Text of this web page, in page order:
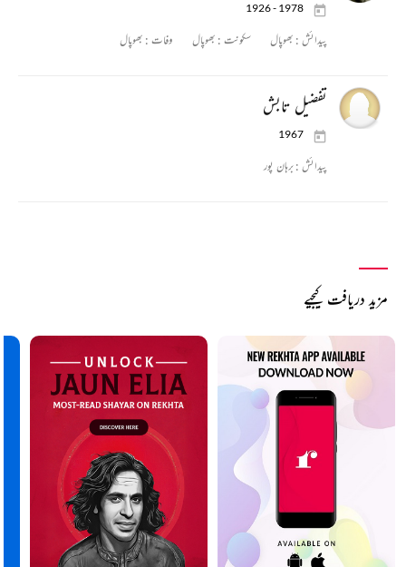
1926 - 1978
پیدائش : بھوپال سکونت : بھوپال وفات : بھوپال
تفضیل تابش
1967
پیدائش :برہان پور
مزید دریافت کیجیے